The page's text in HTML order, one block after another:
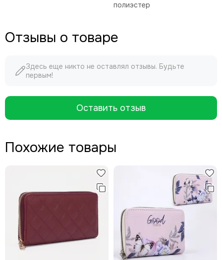
полиэстер
Отзывы о товаре
Здесь еще никто не оставлял отзывы. Будьте
первым!
Оставить отзыв
Похожие товары